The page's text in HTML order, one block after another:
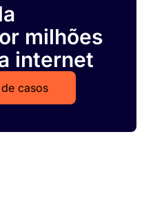
milhões
internet
casos